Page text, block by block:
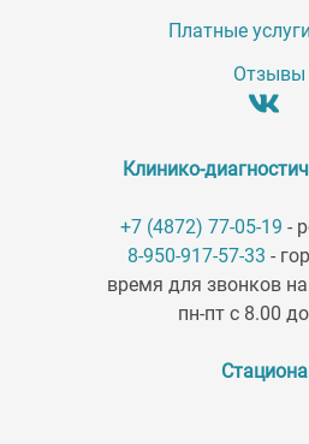
Платные
Отзывы
Клинико-
+7 (4872) 77-05-19 -
8-950-917-57-33 -
время для звонков
пн-пт с 8.00